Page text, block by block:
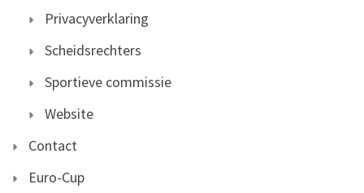
Privacyverklaring
Scheidsrechters
Sportieve commissie
Website
Contact
Euro-Cup